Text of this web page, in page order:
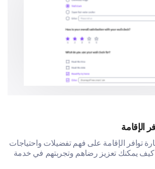
الإقامة
توافر الإقامة على فهم تفضيلات واحتياجات
يمكنك تعزيز رضاهم وتجربتهم في خدمة